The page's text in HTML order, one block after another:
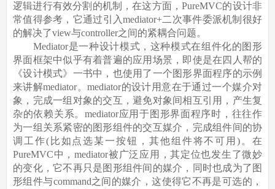
逻辑进行有效分割的机制，在这方面，PureMVC的设计非
常值得参考，它通过引入mediator+二次事件委派机制很好
的解决了view与controller之间的紧耦合问题。
Mediator是一种设计模式，这种模式在组件化的图形
界面框架中似乎有着普遍的应用场景，即使是在四人帮的
《设计模式》一书中，也使用了一个图形界面程序的示例
来讲解mediator。mediator的设计用意在于通过一个媒介对
象，完成一组对象的交互，避免对象间相互引用，产生复
杂的依赖关系。mediator应用于图形界面程序时，往往作
为一组关系紧密的图形组件的交互媒介，完成组件间的协
调工作(比如点选某一按钮，其他组件将不可用)。在
PureMVC中，mediator被广泛应用，其定位也发生了微妙
的变化，它不再只是图形组件间的媒介，同时也成为了图
形组件与command之间的媒介，这使得它不再是可选的，